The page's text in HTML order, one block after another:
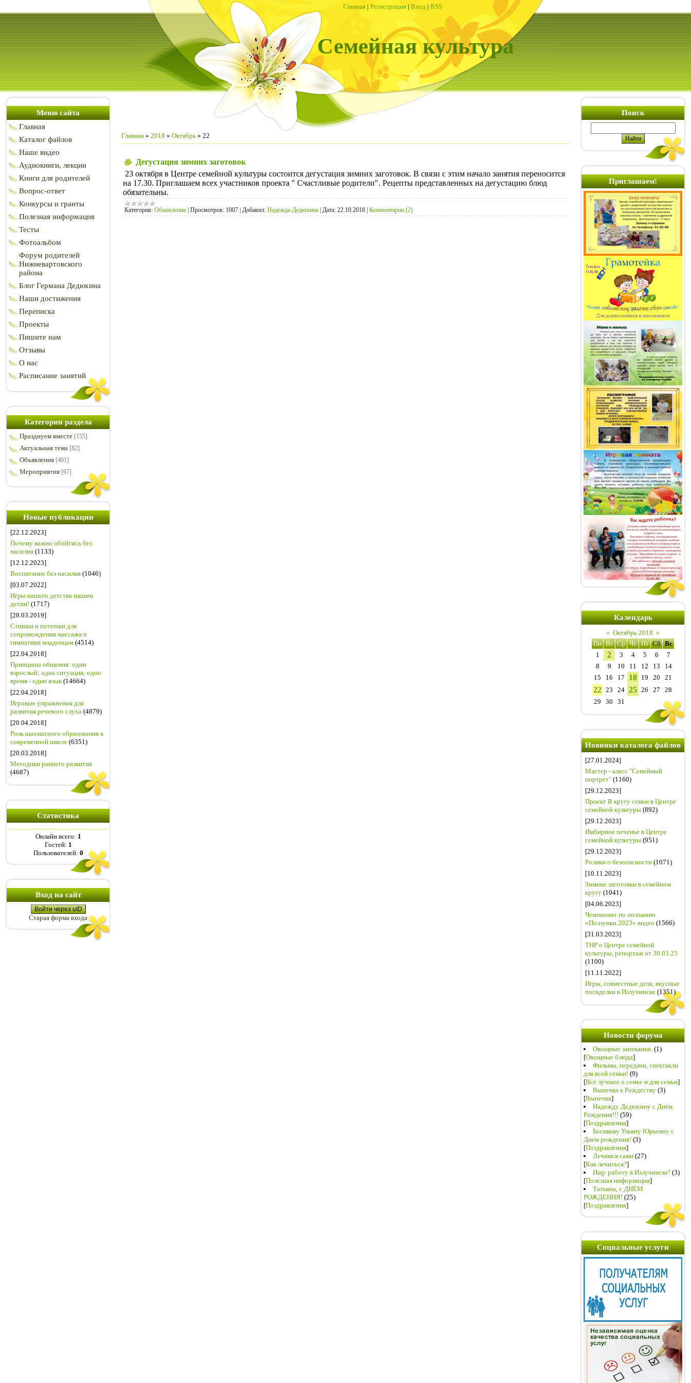
Главная | Регистрация | Вход | RSS
Семейная культура
Меню сайта
Главная
Каталог файлов
Наше видео
Аудиокниги, лекции
Книги для родителей
Вопрос-ответ
Конкурсы и гранты
Полезная информация
Тесты
Фотоальбом
Форум родителей
Нижневартовского
района
Блог Германа Дедюхина
Наши достижения
Переписка
Проекты
Пишите нам
Отзывы
О нас
Расписание занятий
Категории раздела
Празднуем вместе [155]
Актуальная тема [82]
Объявления [401]
Мероприятия [67]
Новые публикации
[22.12.2023]
Почему важно обойтись без
насилия (1133)
[12.12.2023]
Воспитание без насилия (1046)
[03.07.2022]
Игры нашего детства нашим
детям! (1717)
[28.03.2019]
Стишки и потешки для
сопровождения массажа и
гимнатики младенцам (4514)
[22.04.2018]
Принципы общения: один
взрослый; одна ситуация; одно
время - один язык(14664)
[22.04.2018]
Игровые упражнения для
развития речевого слуха (4879)
[20.04.2018]
Роль шахматного образования в
современной школе (6351)
[20.03.2018]
Методики раннего развития
(4687)
Статистика
Онлайн всего: 1
Гостей: 1
Пользователей: 0
Вход на сайт
Войти через uID
Старая форма входа
Главная » 2018 » Октябрь » 22
Дегустация зимних заготовок
23 октября в Центре семейной культуры состоится дегустация зимних заготовок. В связи с этим начало занятия переносится
на 17.30. Приглашаем всех участников проекта " Счастливые родители". Рецепты представленных на дегустацию блюд
обязательны.
Категория: Объявления | Просмотров: 1007 | Добавил: Надежда-Дедюхина | Дата: 22.10.2018 | Комментарии (2)
Поиск
Приглашаем!
Календарь
« Октябрь 2018 »
Пн Вт Ср Чт Пт Сб Вс
1
2 3 4 5 6
7
8
9 10 11 12 13
14
15
16 17 18 19 20 21
22 23 24 25 26 27
28
29
30 31
Новинки каталога файлов
[27.01.2024]
Мастер - класс "Семейный
портрет" (1160)
[29.12.2023]
Проект В кругу семьи в Центре
семейной культуры (892)
[29.12.2023]
Имбирное печенье в Центре
семейной культуры (951)
[29.12.2023]
Ролики о безопасности (1071)
[10.11.2023]
Зимние заготовки в семейном
кругу (1041)
[04.06.2023]
Чемпионат по ползанию
«Ползунки 2023» видео (1566)
[31.03.2023]
ТНР о Центре семейной
культуры, репортаж от 30.03.23
(1100)
[11.11.2022]
Игры, совместные дела, вкусные
посиделки в Излучинске (1351)
Новости форума
Овощные запеканки. (1)
[Овощные блюда]
Фильмы, передачи, спектакли
для всей семьи! (9)
[Всё лучшее о семье и для семьи]
Выпечка к Рождеству (3)
[Выпечка]
Надежду Дедюхину с Днём
Рождения!!! (59)
[Поздравления]
Босикову Ульяну Юрьевну с
Днем рождения! (3)
[Поздравления]
Лечимся сами (27)
[Как лечиться?]
Ищу работу в Излучинске! (3)
[Полезная информация]
Татьяна, с ДНЁМ
РОЖДЕНИЯ! (25)
[Поздравления]
Социальные услуги